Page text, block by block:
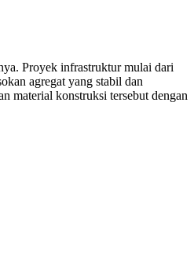
Proyek infrastruktur mulai dari
agregat yang stabil dan
material konstruksi tersebut dengan